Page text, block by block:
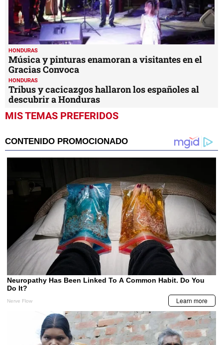
HONDURAS
Música y pinturas enamoran a visitantes en el
Gracias Convoca
HONDURAS
Tribus y cacicazgos hallaron los españoles al
descubrir a Honduras
MIS TEMAS PREFERIDOS